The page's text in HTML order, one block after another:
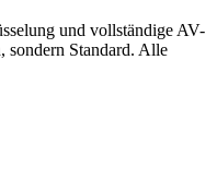
und vollständige AV-
sondern Standard. Alle